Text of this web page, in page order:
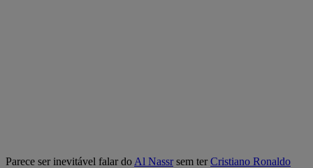
Parece ser inevitável falar do Al Nassrsem terCristiano Ronaldo